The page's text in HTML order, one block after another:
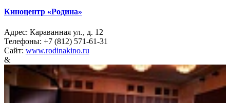
Киноцентр «Родина»
Адрес: Караванная ул., д. 12
Телефоны: +7 (812) 571-61-31
Сайт: www.rodinakino.ru
&